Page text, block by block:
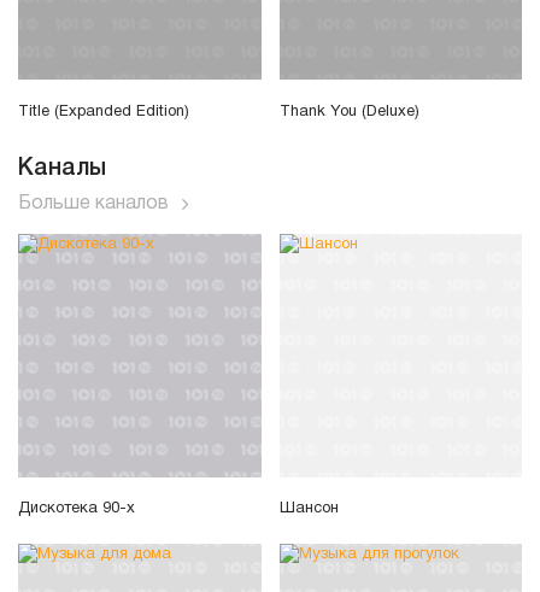
Title (Expanded Edition) Thank You (Deluxe)
Каналы
Больше каналов
Дискотека 90-х Шансон